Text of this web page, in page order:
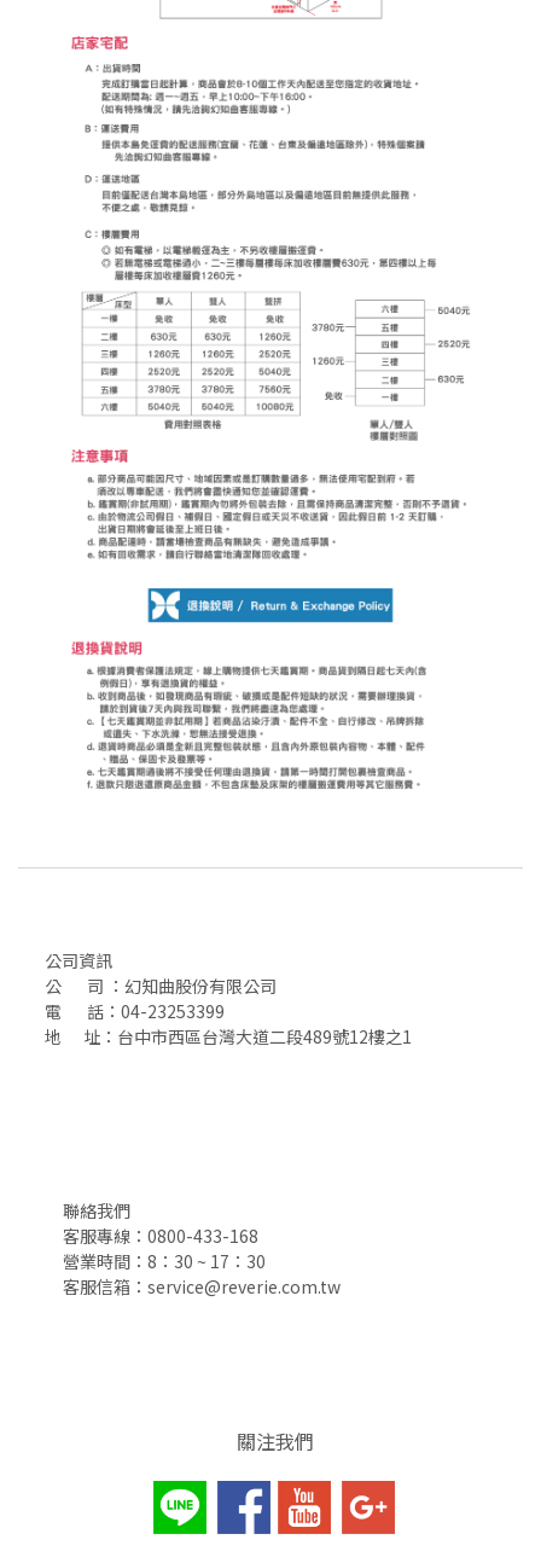
公司資訊
公 司 ：幻知曲股份有限公司
電 話：04-23253399
地 址：台中市西區台灣大道二段489號12樓之1
聯絡我們
客服專線：0800-433-168
營業時間：8：30 ~ 17：30
客服信箱：service@reverie.com.tw
關注我們